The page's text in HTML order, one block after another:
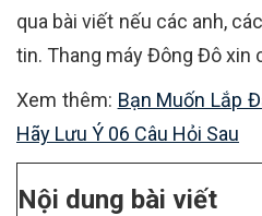
qua bài viết nếu các anh,
tin. Thang máy Đông Đô xin
Xem thêm: Bạn Muốn Lắp
Hãy Lưu Ý 06 Câu Hỏi Sau
Nội dung bài viết